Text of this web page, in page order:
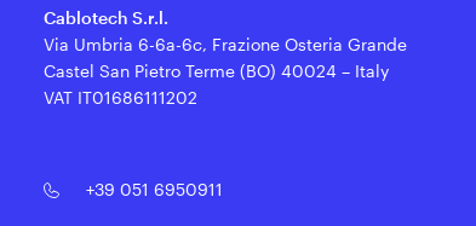
Cablotech S.r.l.
Via Umbria 6-6a-6c, Frazione Osteria Grande
Castel San Pietro Terme (BO) 40024 – Italy
VAT IT01686111202
+39 051 6950911